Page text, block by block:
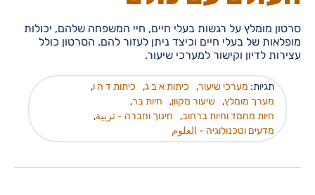
סרטון מומלץ על רגשות בעלי חיים, חיי המשפחה שלהם, יכולות
מופלאות של בעלי חיים וכיצד ניתן לעזור להם. הסרטון כולל
עצירות לדיון וקישור למערכי שיעור.
תגיות: מערכי שיעור, כיתות א ב ג, כיתות ד ה ו,
מערך מומלץ, שיעור מקוון, חיות בר,
חיות מחמד וחיות ברחוב, חינוך וחברה - تربية,
מדעים וטכנולוגיה - العلوم